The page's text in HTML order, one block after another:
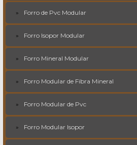
Forro de Pvc Modular
Forro Isopor Modular
Forro Mineral Modular
Forro Modular de Fibra Mineral
Forro Modular de Pvc
Forro Modular Isopor